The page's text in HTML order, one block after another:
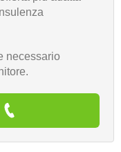
necessario